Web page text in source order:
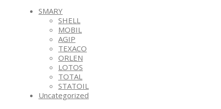
SMARY
SHELL
MOBIL
AGIP
TEXACO
ORLEN
LOTOS
TOTAL
STATOIL
Uncategorized